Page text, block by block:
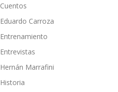
Cuentos
Eduardo Carroza
Entrenamiento
Entrevistas
Hernán Marrafini
Historia